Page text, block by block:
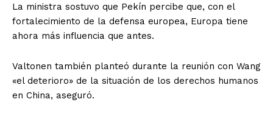
La ministra sostuvo que Pekín percibe que, con el
fortalecimiento de la defensa europea, Europa tiene
ahora más influencia que antes.
Valtonen también planteó durante la reunión con Wang
«el deterioro» de la situación de los derechos humanos
en China, aseguró.